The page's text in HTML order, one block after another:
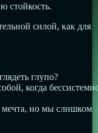
стойкость.
силой, как для
глупо?
когда
мечта, но мы слишком